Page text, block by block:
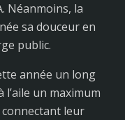
Néanmoins, la
sa douceur en
public.
année un long
un maximum
leur